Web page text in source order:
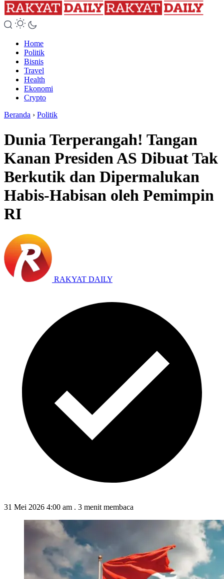
Home
Politik
Bisnis
Travel
Health
Ekonomi
Crypto
Beranda › Politik
Dunia Terperangah! Tangan
Kanan Presiden AS Dibuat Tak
Berkutik dan Dipermalukan
Habis-Habisan oleh Pemimpin
RI
RAKYAT DAILY
31 Mei 2026 4:00 am . 3 menit membaca